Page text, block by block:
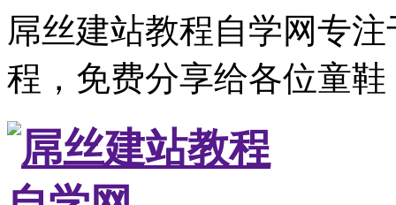
屌丝建站教程自学网专
程，免费分享给各位童